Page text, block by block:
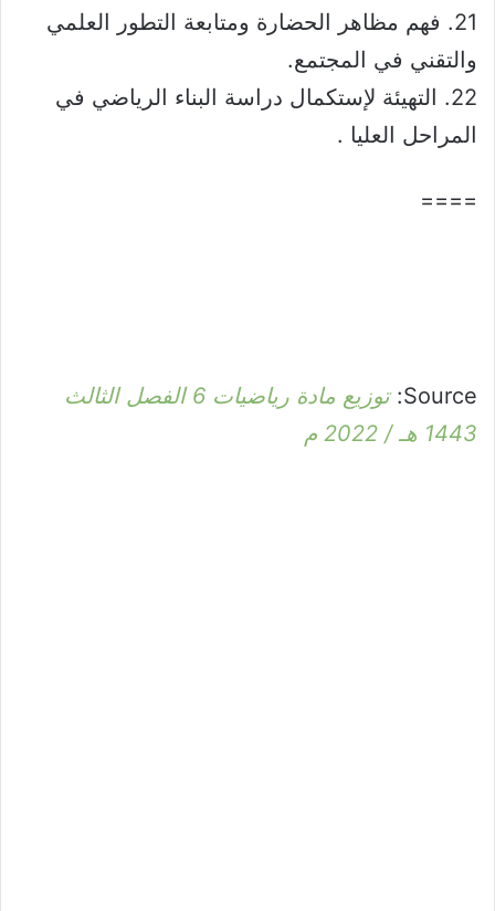
21. فهم مظاهر الحضارة ومتابعة التطور العلمي
والتقني في المجتمع.
22. التهيئة لإستكمال دراسة البناء الرياضي في
المراحل العليا .
====
Source:
توزيع مادة رياضيات 6 الفصل الثالث
1443 هـ / 2022 م